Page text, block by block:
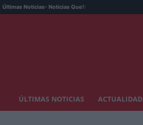
Últimas Noticias- Noticias Que!:
ÚLTIMAS NOTICIAS ACTUALIDAD